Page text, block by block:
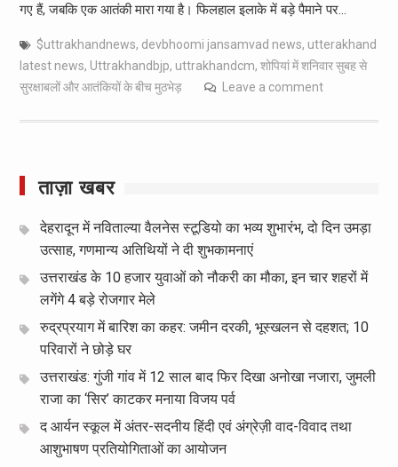
गए हैं, जबकि एक आतंकी मारा गया है। फिलहाल इलाके में बड़े पैमाने पर…
$uttrakhandnews, devbhoomi jansamvad news, utterakhand
latest news, Uttrakhandbjp, uttrakhandcm, शोपियां में शनिवार सुबह से
सुरक्षाबलों और आतंकियों के बीच मुठभेड़
Leave a comment
ताज़ा खबर
देहरादून में नविताल्या वैलनेस स्टूडियो का भव्य शुभारंभ, दो दिन उमड़ा
उत्साह, गणमान्य अतिथियों ने दी शुभकामनाएं
उत्तराखंड के 10 हजार युवाओं को नौकरी का मौका, इन चार शहरों में
लगेंगे 4 बड़े रोजगार मेले
रुद्रप्रयाग में बारिश का कहर: जमीन दरकी, भूस्खलन से दहशत; 10
परिवारों ने छोड़े घर
उत्तराखंड: गुंजी गांव में 12 साल बाद फिर दिखा अनोखा नजारा, जुमली
राजा का ‘सिर’ काटकर मनाया विजय पर्व
द आर्यन स्कूल में अंतर-सदनीय हिंदी एवं अंग्रेज़ी वाद-विवाद तथा
आशुभाषण प्रतियोगिताओं का आयोजन